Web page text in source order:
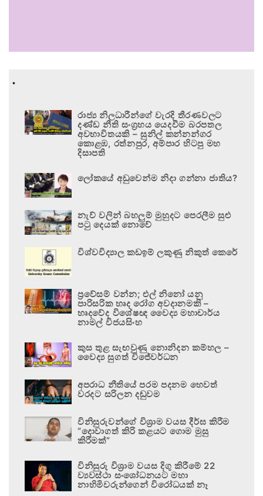
.
රාජ්‍ය නිලධාරීන්ගේ වැරදි තීරණවලට
දණ්ඩ නීති සංග්‍රහය යෙදවීම බරපතල
අවභාවිතයකි – සුනිල් කන්නන්ගර
කොළඹ, රත්නපුර, අම්පාර හිටපු මහ
දිසාපති
ලෝකයේ අඩුවෙන්ම නිදා ගන්නා ජාතිය?
නැව් වලින් බහලුම් මුහුදට පෙරලීම සුළු
පටු දෙයක් නොවේ
විශ්වවිද්‍යාල කඩඉම් ලකුණු නිකුත් කෙරේ
ප්‍රවේසම් වන්න; එල් නිනෝ යනු
පාරිසරික හෘද රෝග අවදානමකි –
හෘදවේද විශේෂඥ වෛද්‍ය මහාචාර්ය
නාමල් විජයසිංහ
කුස තුළ සැඟවුණු නොනිදන කම්හල –
වෛද්‍ය සුගත් විජේවර්ධන
අපරාධ නීතියේ පරම පදනම හෙවත්
වරදට සරිලන දඬුවම
විනිසුරුවන්ගේ විශ්‍රාම වයස දීර්ඝ කිරීම
“දොවාගත් කිරි කළයට ගොම මුසු
කිරීමක්”
විනිසුරු විශ්‍රාම වයස දිගු කිරීමේ 22
ව්‍යවස්ථා සංශෝධනයට මහා
නාහිමිවරුන්ගෙන් විරෝධයක් නෑ